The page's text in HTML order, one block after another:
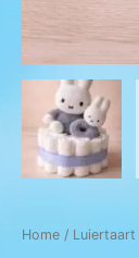
Home / Luiertaart